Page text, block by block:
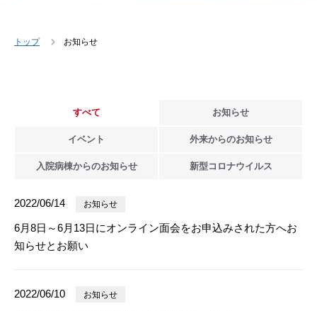
トップ お知らせ
すべて お知らせ
イベント 外来からのお知らせ
入院病棟からのお知らせ 新型 コロナウイルス
2022/06/14 お知らせ
6月8日～6月13日にオンライン面会をお申込みされた方へお
知らせとお願い
2022/06/10 お知らせ